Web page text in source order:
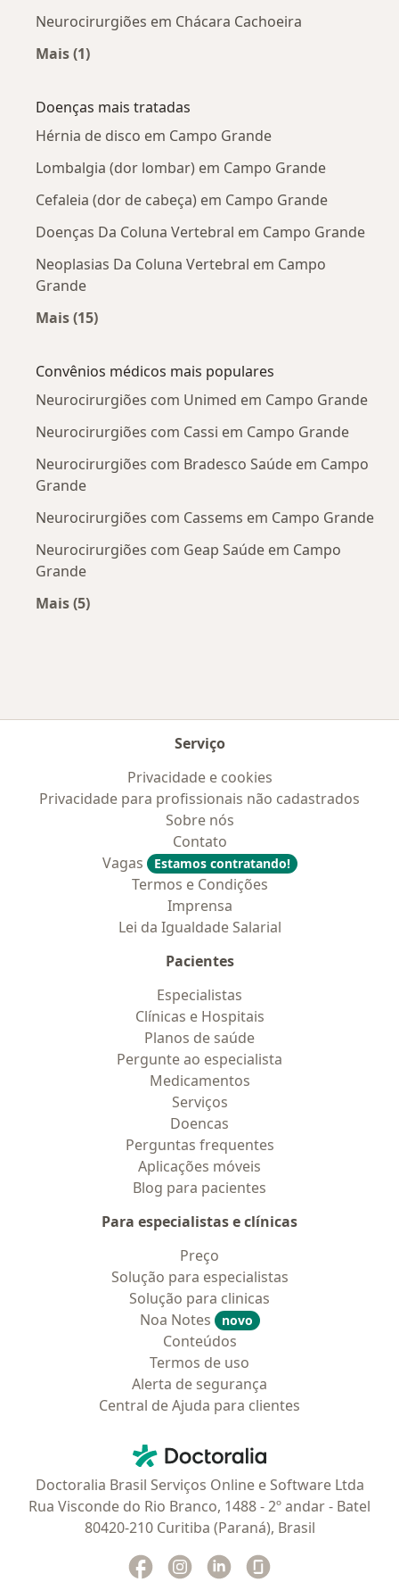
Neurocirurgiões em Chácara Cachoeira
Mais (1)
Doenças mais tratadas
Hérnia de disco em Campo Grande
Lombalgia (dor lombar) em Campo Grande
Cefaleia (dor de cabeça) em Campo Grande
Doenças Da Coluna Vertebral em Campo Grande
Neoplasias Da Coluna Vertebral em Campo
Grande
Mais (15)
Convênios médicos mais populares
Neurocirurgiões com Unimed em Campo Grande
Neurocirurgiões com Cassi em Campo Grande
Neurocirurgiões com Bradesco Saúde em Campo
Grande
Neurocirurgiões com Cassems em Campo Grande
Neurocirurgiões com Geap Saúde em Campo
Grande
Mais (5)
Serviço
Privacidade e cookies
Privacidade para profissionais não cadastrados
Sobre nós
Contato
Vagas
Estamos contratando!
Termos e Condições
Imprensa
Lei da Igualdade Salarial
Pacientes
Especialistas
Clínicas e Hospitais
Planos de saúde
Pergunte ao especialista
Medicamentos
Serviços
Doencas
Perguntas frequentes
Aplicações móveis
Blog para pacientes
Para especialistas e clínicas
Preço
Solução para especialistas
Solução para clinicas
Noa Notes
novo
Conteúdos
Termos de uso
Alerta de segurança
Central de Ajuda para clientes
Doctoralia - Homepage
Doctoralia Brasil Serviços Online e Software Ltda
Rua Visconde do Rio Branco, 1488 - 2º andar - Batel
80420-210 Curitiba (Paraná), Brasil
Facebook
abre num novo separador
Instagram
abre num novo separador
Linkedin
abre num novo